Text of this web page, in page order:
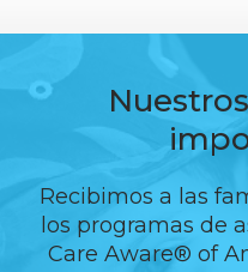
Recibimos a las
los programas de
Care Aware® of